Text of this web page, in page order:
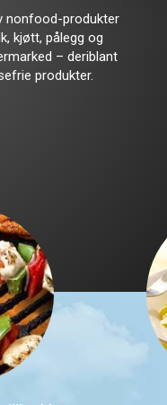
nonfood-produkter
kjøtt, pålegg og
– deriblant
produkter.